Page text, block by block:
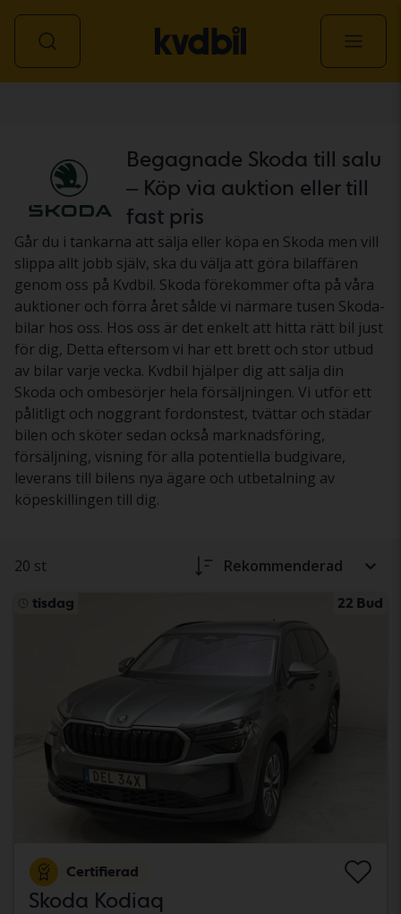
Begagnade Skoda till salu
– Köp via auktion eller till
fast pris
Går du i tankarna att sälja eller köpa en Skoda men vill
slippa allt jobb själv, ska du välja att göra bilaffären
genom oss på Kvdbil. Skoda förekommer ofta på våra
auktioner och förra året sålde vi närmare tusen Skoda-
bilar hos oss. Hos oss är det enkelt att hitta rätt bil just
för dig, Detta eftersom vi har ett brett och stor utbud
av bilar varje vecka. Kvdbil hjälper dig att sälja din
Skoda och ombesörjer hela försäljningen. Vi utför ett
pålitligt och noggrant fordonstest, tvättar och städar
bilen och sköter sedan också marknadsföring,
försäljning, visning för alla potentiella budgivare,
leverans till bilens nya ägare och utbetalning av
köpeskillingen till dig.
20 st Rekommenderad
tisdag 22 Bud
Certifierad
Skoda Kodiaq